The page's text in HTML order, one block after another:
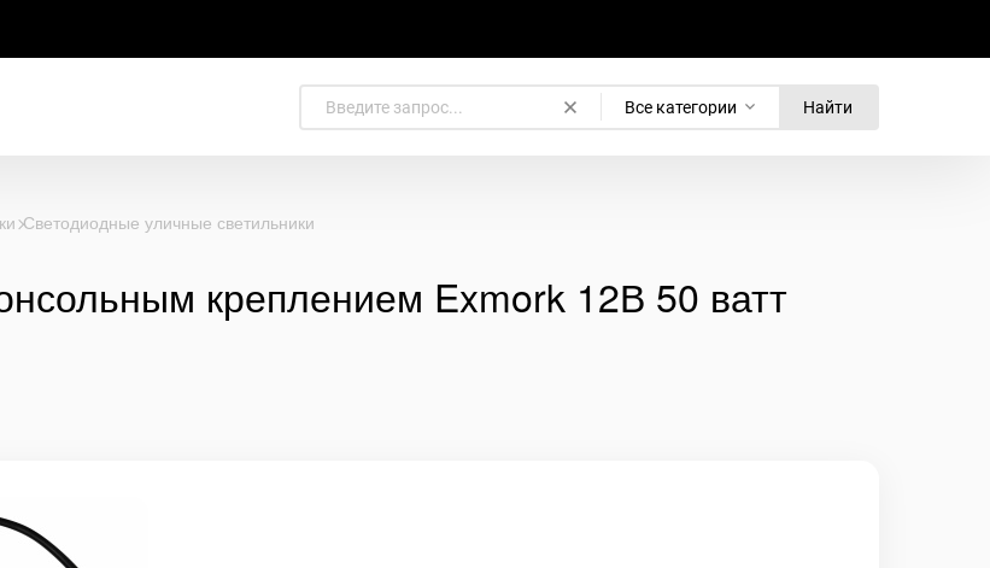
Все категории Найти
Светодиодные уличные светильники
креплением Exmork 12В 50 ватт